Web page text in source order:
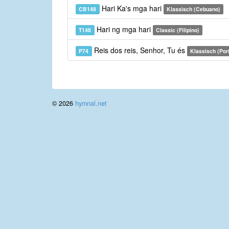
CB148 Hari Ka's mga hari Klassisch (Cebuano)
T148 Hari ng mga hari Classic (Filipino)
P74 Reis dos reis, Senhor, Tu és Klassisch
© 2026 hymnal.net